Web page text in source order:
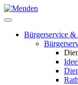
Bürgerservice &